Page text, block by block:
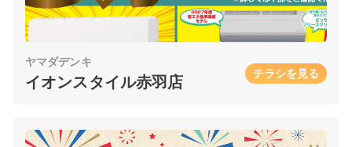
ヤマダデンキ
イオンスタイル赤羽店 チラシを見る